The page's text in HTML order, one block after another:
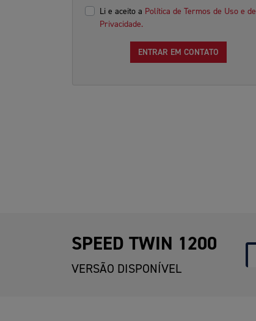
Li e aceito a Política de Termos de Uso e de
Privacidade.
ENTRAR EM CONTATO
SPEED TWIN 1200
VERSÃO DISPONÍVEL